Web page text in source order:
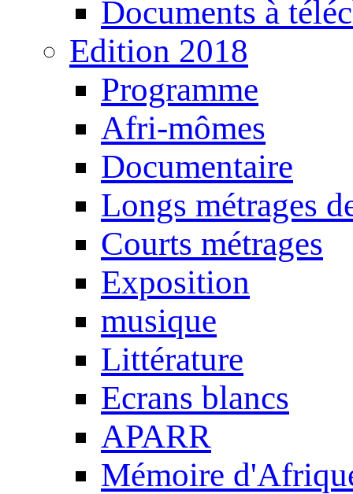
Documents à
Edition 2018
Programme
Afri-mômes
Documentaire
Longs métrages
Courts métrages
Exposition
musique
Littérature
Ecrans blancs
APARR
Mémoire